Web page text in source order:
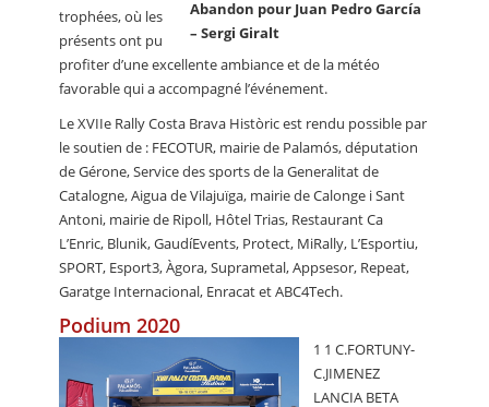
Abandon pour Juan Pedro García
– Sergi Giralt
trophées, où les
présents ont pu
profiter d’une excellente ambiance et de la météo
favorable qui a accompagné l’événement.
Le XVIIe Rally Costa Brava Històric est rendu possible par
le soutien de : FECOTUR, mairie de Palamós, députation
de Gérone, Service des sports de la Generalitat de
Catalogne, Aigua de Vilajuïga, mairie de Calonge i Sant
Antoni, mairie de Ripoll, Hôtel Trias, Restaurant Ca
L’Enric, Blunik, GaudíEvents, Protect, MiRally, L’Esportiu,
SPORT, Esport3, Àgora, Suprametal, Appsesor, Repeat,
Garatge Internacional, Enracat et ABC4Tech.
Podium 2020
1 1 C.FORTUNY-
C.JIMENEZ
LANCIA BETA